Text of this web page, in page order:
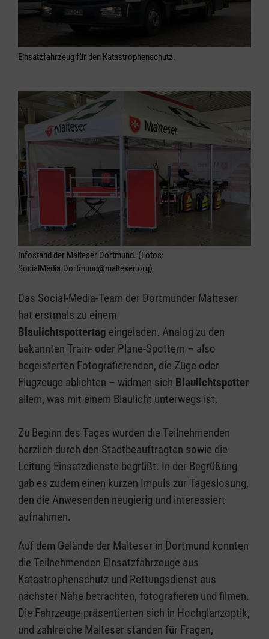
Einsatzfahrzeug für den Katastrophenschutz.
Infostand der Malteser Dortmund. (Fotos:
SocialMedia.Dortmund@malteser.org)
Das Social-Media-Team der Dortmunder Malteser
hat erstmals zu einem
Blaulichtspottertag eingeladen. Analog zu den
bekannten Train- oder Plane-Spottern – also
begeisterten Fotografierenden, die Züge oder
Flugzeuge ablichten – widmen sich Blaulichtspotter
allem, was mit einem Blaulicht unterwegs ist.
Zu Beginn des Tages wurden die Teilnehmenden
herzlich durch den Stadtbeauftragten sowie die
Leitung Einsatzdienste begrüßt. In der Begrüßung
gab es zudem einen kurzen Impuls zur Tageslosung,
den die Anwesenden neugierig und interessiert
aufnahmen.
Auf dem Gelände der Malteser in Dortmund konnten
die Teilnehmenden Einsatzfahrzeuge aus
Katastrophenschutz und Rettungsdienst aus
nächster Nähe betrachten, fotografieren und filmen.
Die Fahrzeuge präsentierten sich in Hochglanzoptik,
und zahlreiche Malteser standen für Fragen,